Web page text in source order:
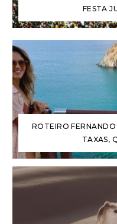
FESTA
ROTEIRO
TAXAS,